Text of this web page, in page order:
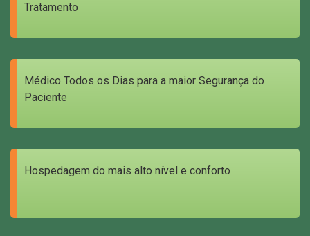
Tratamento
Médico Todos os Dias para a maior Segurança do
Paciente
Hospedagem do mais alto nível e conforto